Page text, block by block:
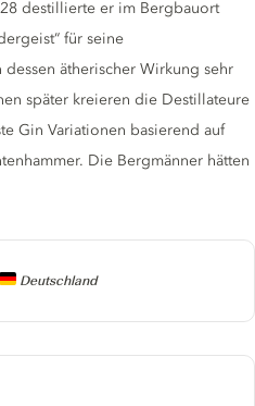
Deutschland
destillierte er im Bergbauort
für seine
ätherischer Wirkung sehr
später kreieren die Destillateure
Gin Variationen basierend auf
Die Bergmänner hätten